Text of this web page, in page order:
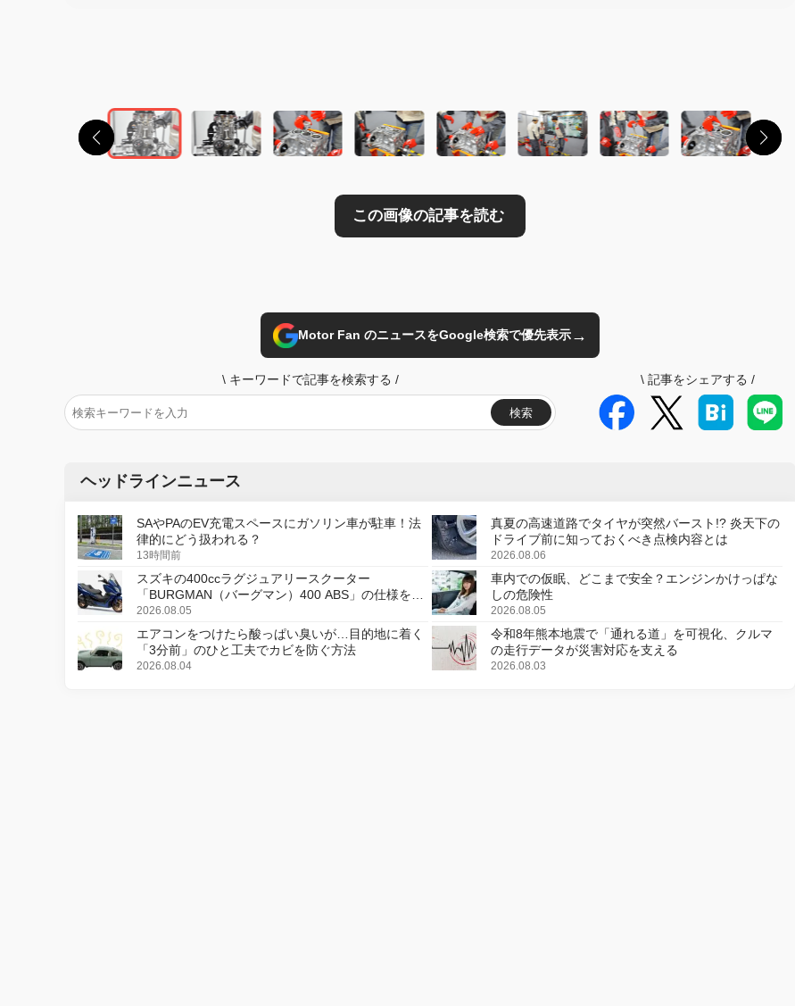
Motor Fan のニュースをGoogle検索で優先表示→
\ キーワードで記事を検索する /
検索
\ 記事をシェアする /
ヘッドラインニュース
SAやPAのEV充電スペースにガソリン車が駐車！法
律的にどう扱われる？
13時間前
真夏の高速道路でタイヤが突然バースト!? 炎天下の
ドライブ前に知っておくべき点検内容とは
2026.08.06
スズキの400ccラグジュアリースクーター
「BURGMAN（バーグマン）400 ABS」の仕様を変
更し、8月18日に発売
2026.08.05
車内での仮眠、どこまで安全？エンジンかけっぱな
しの危険性
2026.08.05
エアコンをつけたら酸っぱい臭いが…目的地に着く
「3分前」のひと工夫でカビを防ぐ方法
2026.08.04
令和8年熊本地震で「通れる道」を可視化、クルマ
の走行データが災害対応を支える
2026.08.03